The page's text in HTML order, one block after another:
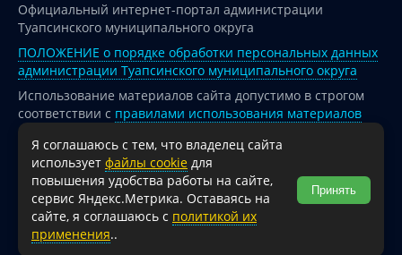
Официальный интернет-портал администрации
Туапсинского муниципального округа
ПОЛОЖЕНИЕ о порядке обработки персональных данных
администрации Туапсинского муниципального округа
Использование материалов сайта допустимо в строгом
соответствии с правилами использования материалов
опубликованных на сайте
При перепечатке и использовании информации ссылка
на источник обязательна.
Для сайтов и страниц сети Интернет обязательна
активная гиперссылка на официальный интернет-портал
администрации Туапсинского муниципального округа.
Я соглашаюсь с тем, что владелец сайта
использует файлы cookie для
повышения удобства работы на сайте,
сервис Яндекс.Метрика. Оставаясь на
сайте, я соглашаюсь с политикой их
применения..
Принять